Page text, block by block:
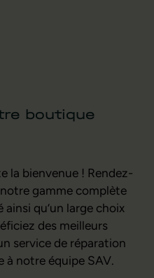
boutique
la bienvenue ! Rendez-
gamme complète
qu’un large choix
des meilleurs
service de réparation
à notre équipe SAV.